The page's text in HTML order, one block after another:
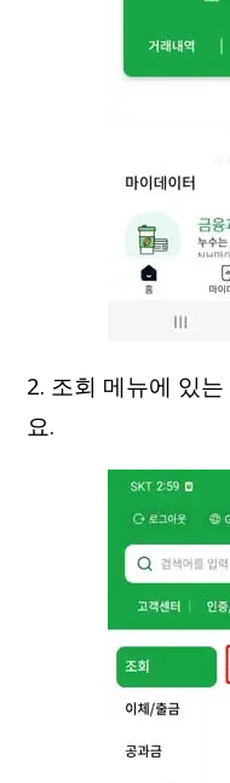
2. 조회 메뉴에 있는
요.